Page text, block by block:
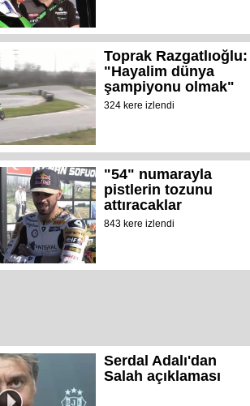
Toprak Razgatlıoğlu:
"Hayalim dünya
şampiyonu olmak"
324 kere izlendi
"54" numarayla
pistlerin tozunu
attıracaklar
843 kere izlendi
Serdal Adalı'dan
Salah açıklaması